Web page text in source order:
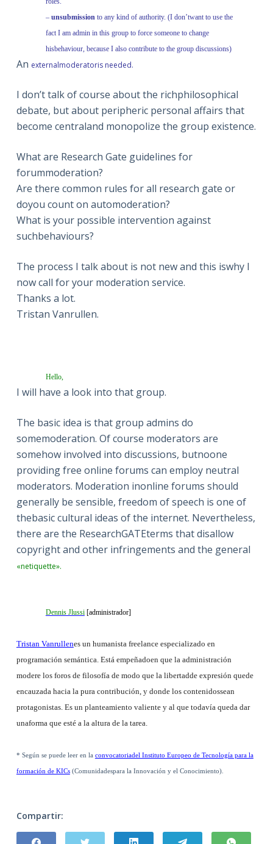
– unsubmissionto any kind of authority. (I don’twant to use the
fact I am admin in this group to force someone to change
hisbehaviour, because I also contribute to the group discussions)
An externalmoderatoris needed.
I don’t talk of course about the richphilosophical
debate, but about peripheric personal affairs that
become centraland monopolize the group existence.
What are Research Gate guidelines for
forummoderation?
Are there common rules for all research gate or
doyou count on automoderation?
What is your possible intervention against
suchbehaviours?
The process I talk about is not new and this iswhy I
now call for your moderation service.
Thanks a lot.
Tristan Vanrullen.
Hello,
I will have a look into that group.
The basic idea is that group admins do
somemoderation. Of course moderators are
somehow involved into discussions, butnoone
providing free online forums can employ neutral
moderators. Moderation inonline forums should
generally be sensible, freedom of speech is one of
thebasic cultural ideas of the internet. Nevertheless,
there are the ResearchGATEterms that disallow
copyright and other infringements and the general
«netiquette».
Dennis Jlussi [administrador]
Tristan Vanrullenes un humanista freelance especializado en
programación semántica. Está empeñadoen que la administración
modere los foros de filosofía de modo que la libertadde expresión quede
encauzada hacia la pura contribución, y donde los contenidossean
protagonistas. Es un planteamiento valiente y al que todavía queda dar
unaforma que esté a la altura de la tarea.
* Según se puede leer en la convocatoriadel Instituto Europeo de Tecnología para la
formación de KICs(Comunidadespara la Innovación y el Conocimiento).
Compartir: